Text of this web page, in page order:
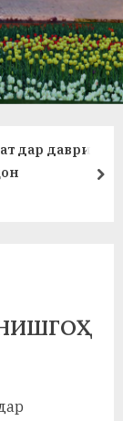
в
л
а
т
и
а
дар даври